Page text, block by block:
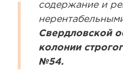
содержание и
Свердловской
колонии
№54.